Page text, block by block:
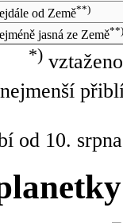
od Země**)
jasná ze Země**)
*)
od 10.